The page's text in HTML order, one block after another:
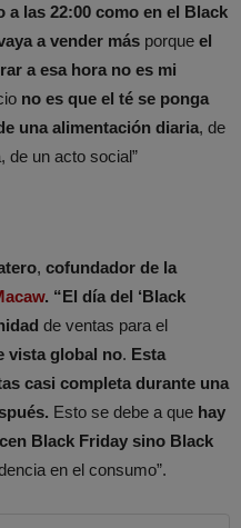
a las 22:00 como en el Black
a vender más porque el
a esa hora no es mi
no es que el té se ponga
una alimentación diaria, de
de un acto social”
, cofundador de la
. “El día del ‘Black
de ventas para el
vista global no. Esta
casi completa durante una
Esto se debe a que hay
Black Friday sino Black
en el consumo”.